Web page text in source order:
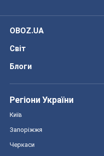
OBOZ.UA
Світ
Блоги
Регіони України
Київ
Запоріжжя
Черкаси